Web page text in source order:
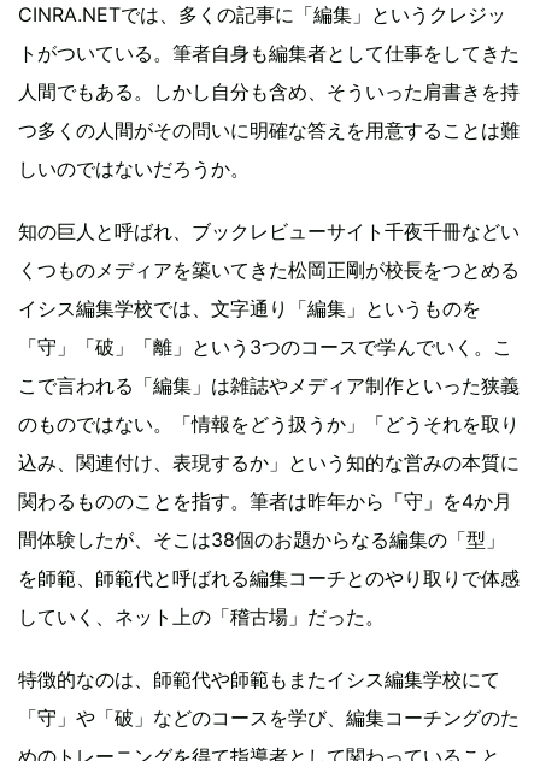
CINRA.NETでは、多くの記事に「編集」というクレジッ
トがついている。筆者自身も編集者として仕事をしてきた
人間でもある。しかし自分も含め、そういった肩書きを持
つ多くの人間がその問いに明確な答えを用意することは難
しいのではないだろうか。
知の巨人と呼ばれ、ブックレビューサイト千夜千冊などい
くつものメディアを築いてきた松岡正剛が校長をつとめる
イシス編集学校では、文字通り「編集」というものを
「守」「破」「離」という3つのコースで学んでいく。こ
こで言われる「編集」は雑誌やメディア制作といった狭義
のものではない。「情報をどう扱うか」「どうそれを取り
込み、関連付け、表現するか」という知的な営みの本質に
関わるもののことを指す。筆者は昨年から「守」を4か月
間体験したが、そこは38個のお題からなる編集の「型」
を師範、師範代と呼ばれる編集コーチとのやり取りで体感
していく、ネット上の「稽古場」だった。
特徴的なのは、師範代や師範もまたイシス編集学校にて
「守」や「破」などのコースを学び、編集コーチングのた
めのトレーニングを得て指導者として関わっていること。